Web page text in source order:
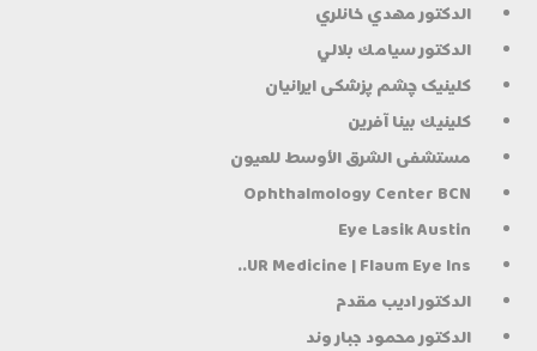
الدكتور مهدي خانلري
الدكتور سيامك بلالي
کلینیک چشم پزشکی ایرانیان
كلينيك بينا آفرين
مستشفى الشرق الأوسط للعيون
Ophthalmology Center BCN
Eye Lasik Austin
UR Medicine | Flaum Eye Ins..
الدكتور اديب مقدم
الدكتور محمود جبار وند